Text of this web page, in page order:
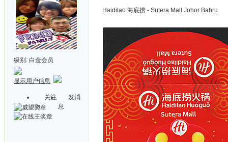
级别: 白金会员
显示用户信息
关注
Ta
发消
息
Haidilao 海底捞 - Sutera Mall Johor Bahru